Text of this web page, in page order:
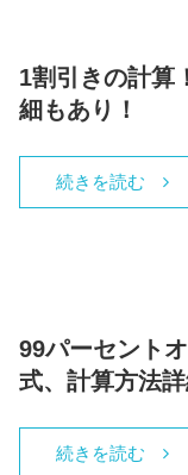
1割引きの計算
細もあり！
続きを読む
99パーセント
式、計算方法詳
続きを読む